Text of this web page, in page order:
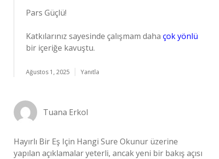
Pars Güçlü!
Katkılarınız sayesinde çalışmam daha çok yönlü
bir içeriğe kavuştu.
Ağustos 1, 2025 Yanıtla
Tuana Erkol
Hayırlı Bir Eş Için Hangi Sure Okunur üzerine
yapılan açıklamalar yeterli, ancak yeni bir bakış açısı